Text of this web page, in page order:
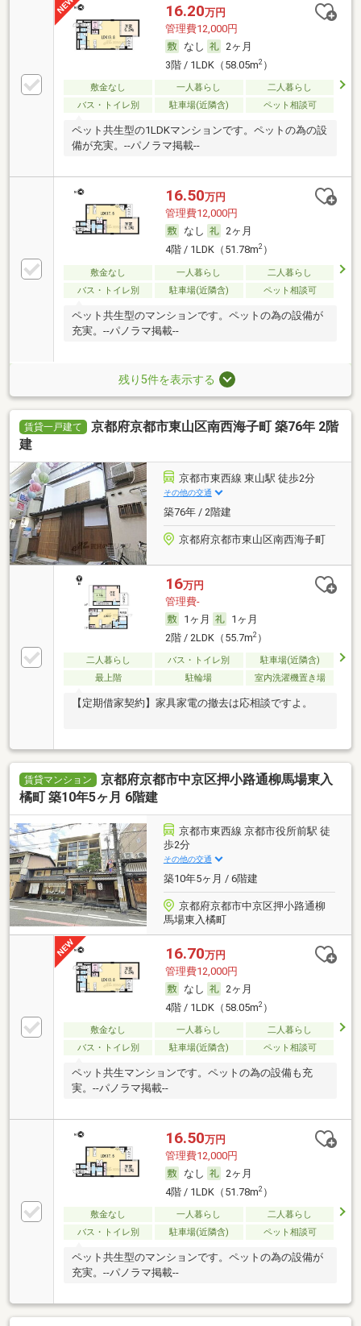
16.20万円
管理費12,000円
なし
2ヶ月
3階 / 1LDK（58.05m2）
敷金なし 一人暮らし
二人暮らし
バス・トイレ別
駐車場(近隣含) ペット相談可
ペット共生型の1LDKマンションです。ペットの為の設
備が充実。--パノラマ掲載--
16.50万円
管理費12,000円
なし
2ヶ月
4階 / 1LDK（51.78m2）
敷金なし 一人暮らし
二人暮らし
バス・トイレ別
駐車場(近隣含) ペット相談可
ペット共生型のマンションです。ペットの為の設備が
充実。--パノラマ掲載--
残り5件を表示する
賃貸一戸建て
京都府京都市東山区南西海子町 築76年 2階
建
京都市東西線 東山駅 徒歩2分
その他の交通
築76年 / 2階建
京都府京都市東山区南西海子町
16万円
管理費-
1ヶ月
1ヶ月
2階 / 2LDK（55.7m2）
二人暮らし バス・トイレ別
駐車場(近隣含)
最上階
駐輪場 室内洗濯機置き場
【定期借家契約】家具家電の撤去は応相談ですよ。
賃貸マンション
京都府京都市中京区押小路通柳馬場東入
橘町 築10年5ヶ月 6階建
京都市東西線 京都市役所前駅 徒
歩2分
その他の交通
築10年5ヶ月 / 6階建
京都府京都市中京区押小路通柳
馬場東入橘町
16.70万円
管理費12,000円
なし
2ヶ月
4階 / 1LDK（58.05m2）
敷金なし 一人暮らし
二人暮らし
バス・トイレ別
駐車場(近隣含) ペット相談可
ペット共生マンションです。ペットの為の設備も充
実。--パノラマ掲載--
16.50万円
管理費12,000円
なし
2ヶ月
4階 / 1LDK（51.78m2）
敷金なし 一人暮らし
二人暮らし
バス・トイレ別
駐車場(近隣含) ペット相談可
ペット共生型のマンションです。ペットの為の設備が
充実。--パノラマ掲載--